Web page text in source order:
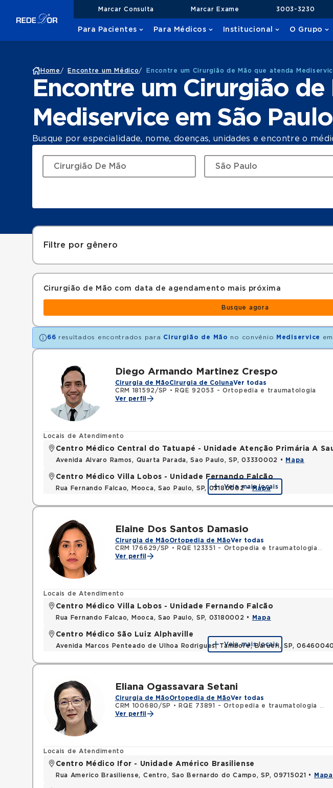
Marcar Consulta Marcar Exame 3003-3230
Para Pacientes Para Médicos Institucional O Grupo
Home / Encontre um Médico/ Encontre um Cirurgião de Mão que atenda
Encontre um Cirurgião
Mediservice em São Paulo
Busque por especialidade, nome, doenças, unidades e encontre o
Filtre por gênero
Cirurgião de Mão com data de agendamento mais próxima
Busque agora
66 resultados encontrados para Cirurgião de Mão no convênio Mediservice em
Diego Armando Martinez Crespo
Cirurgia de MãoCirurgia de ColunaVer todas
CRM 181592/SP
•
RQE 92053 - Ortopedia e traumatologia
Ver perfil
Locais de Atendimento
Centro Médico Central do Tatuapé - Unidade Atenção Primária A
Avenida Alvaro Ramos, Quarta Parada, Sao Paulo, SP, 03330002 • Mapa
Centro Médico Villa Lobos - Unidade Fernando Falcão
Rua Fernando Falcao, Mooca, Sao Paulo, SP, 03180002 •Mapa
Veja mais locais
Elaine Dos Santos Damasio
Cirurgia de MãoOrtopedia de MãoVer todas
CRM 176629/SP
• RQE 123351 - Ortopedia e traumatologia
Ver perfil
Locais de Atendimento
Centro Médico Villa Lobos - Unidade Fernando Falcão
Rua Fernando Falcao, Mooca, Sao Paulo, SP, 03180002 • Mapa
Centro Médico São Luiz Alphaville
Avenida Marcos Penteado de Ulhoa Rodrigues, Tambore, Barueri, SP,
Veja mais locais
Eliana Ogassavara Setani
Cirurgia de MãoOrtopedia de MãoVer todas
CRM 100680/SP
• RQE 73891 - Ortopedia e traumatologia
Ver perfil
Locais de Atendimento
Centro Médico Ifor - Unidade Américo Brasiliense
Rua Americo Brasiliense, Centro, Sao Bernardo do Campo, SP, 09715021 • Mapa